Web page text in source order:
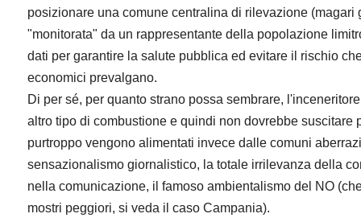
posizionare una comune centralina di rilevazione (magari
"monitorata" da un rappresentante della popolazione
dati per garantire la salute pubblica ed evitare il rischio
economici prevalgano.
Di per sé, per quanto strano possa sembrare,
altro tipo di combustione e quindi non dovrebbe suscitare
purtroppo vengono alimentati invece dalle comuni
sensazionalismo giornalistico, la totale irrilevanza della
nella comunicazione, il famoso ambientalismo del NO
mostri peggiori, si veda il caso Campania).